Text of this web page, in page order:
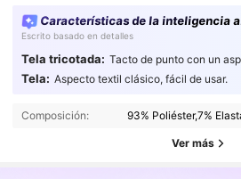
Características de la inteligencia
Escrito basado en detalles
Tela tricotada: Tacto de punto con un
Tela: Aspecto textil clásico, fácil de usar.
Composición: 93% Poliéster,7%
Ver más
1.1M Seguidores